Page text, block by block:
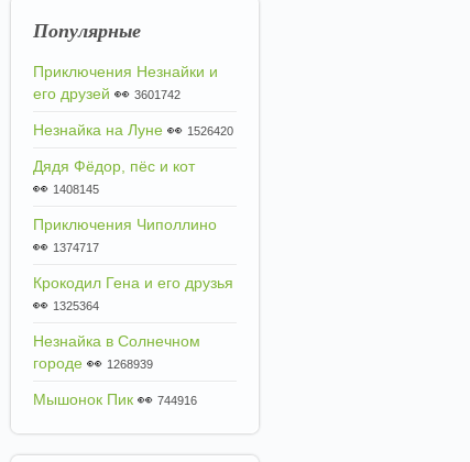
Популярные
Приключения Незнайки и
его друзей 👀 3601742
Незнайка на Луне 👀 1526420
Дядя Фёдор, пёс и кот
👀 1408145
Приключения Чиполлино
👀 1374717
Крокодил Гена и его друзья
👀 1325364
Незнайка в Солнечном
городе 👀 1268939
Мышонок Пик 👀 744916